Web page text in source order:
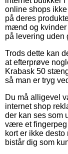
online shops
på deres
mænd og kvinder
på levering uden
Trods dette kan
at efterprøve
Krabask 50
så man er tryg
Du må alligevel
internet shop
der kan ses som
være et
kort er ikke
bistår dig som